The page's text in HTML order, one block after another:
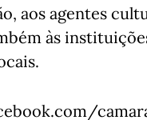
aos agentes
às